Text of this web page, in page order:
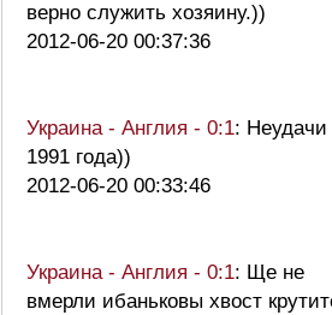
верно служить хозяину.))
2012-06-20 00:37:36
Украина - Англия - 0:1: Неудачи
1991 года))
2012-06-20 00:33:46
Украина - Англия - 0:1: Ще не
вмерли ибаньковы хвост